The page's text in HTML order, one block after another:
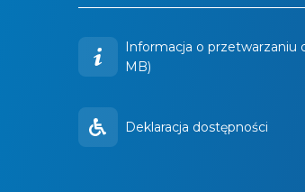
Informacja o przetwarzaniu
MB)
Deklaracja dostępności